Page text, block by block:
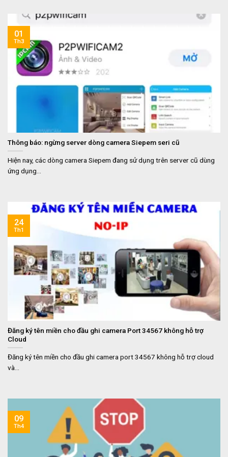
Thông báo: ngừng server dòng camera Siepem seri cũ
Hiện nay, các dòng camera Siepem đang sử dụng trên server cũ dùng
ứng dụng...
01
Th3
Đăng ký tên miền cho đầu ghi camera Port 34567 không hỗ trợ
Cloud
Đăng ký tên miền cho đầu ghi camera port 34567 không hỗ trợ cloud
và...
24
Th1
09
Th4